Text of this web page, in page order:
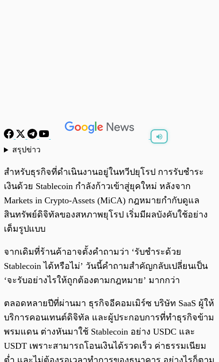
สรุปข่าว
สำหรับธุรกิจที่ดำเนินงานอยู่ในทวีปยุโรป การรับชำระ
เงินด้วย Stablecoin กำลังก้าวเข้าสู่ยุคใหม่ หลังจาก
Markets in Crypto-Assets (MiCA) กฎหมายกำกับดูแล
สินทรัพย์ดิจิทัลของสหภาพยุโรป เริ่มมีผลบังคับใช้อย่าง
เต็มรูปแบบ
จากเดิมที่ร้านค้าอาจตั้งคำถามว่า ‘รับชำระด้วย
Stablecoin ได้หรือไม่’ วันนี้คำถามสำคัญกลับเปลี่ยนเป็น
‘จะรับอย่างไรให้ถูกต้องตามกฎหมาย’ มากกว่า
ตลอดหลายปีที่ผ่านมา ธุรกิจอีคอมเมิร์ซ บริษัท SaaS ผู้ให้
บริการคอนเทนต์ดิจิทัล และผู้ประกอบการที่ทำธุรกิจข้าม
พรมแดน ต่างหันมาใช้ Stablecoin อย่าง USDC และ
USDT เพราะสามารถโอนเงินได้รวดเร็ว ค่าธรรมเนียม